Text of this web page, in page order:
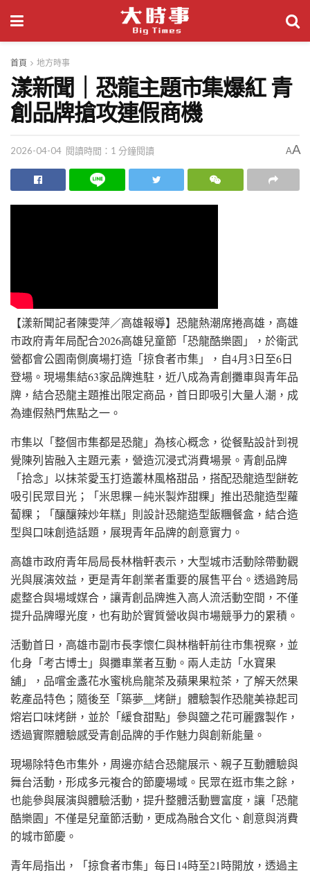
首頁 地方時事
漾新聞｜恐龍主題市集爆紅 青
創品牌搶攻連假商機
2026-04-04 閱讀時間：1 分鐘閱讀 AA
【漾新聞記者陳雯萍／高雄報導】恐龍熱潮席捲高雄，高雄
市政府青年局配合2026高雄兒童節「恐龍酷樂園」，於衛武
營都會公園南側廣場打造「掠食者市集」，自4月3日至6日
登場。現場集結63家品牌進駐，近八成為青創攤車與青年品
牌，結合恐龍主題推出限定商品，首日即吸引大量人潮，成
為連假熱門焦點之一。
市集以「整個市集都是恐龍」為核心概念，從餐點設計到視
覺陳列皆融入主題元素，營造沉浸式消費場景。青創品牌
「拾念」以抹茶愛玉打造叢林風格甜品，搭配恐龍造型餅乾
吸引民眾目光；「米思粿－純米製炸甜粿」推出恐龍造型蘿
蔔粿；「釀釀辣炒年糕」則設計恐龍造型飯糰餐盒，結合造
型與口味創造話題，展現青年品牌的創意實力。
高雄市政府青年局局長林楷軒表示，大型城市活動除帶動觀
光與展演效益，更是青年創業者重要的展售平台。透過跨局
處整合與場域媒合，讓青創品牌進入高人流活動空間，不僅
提升品牌曝光度，也有助於實質營收與市場競爭力的累積。
活動首日，高雄市副市長李懷仁與林楷軒前往市集視察，並
化身「考古博士」與攤車業者互動。兩人走訪「水寶果
舖」，品嚐金盞花水蜜桃烏龍茶及蘋果果粒茶，了解天然果
乾產品特色；隨後至「築夢__烤餅」體驗製作恐龍美祿起司
熔岩口味烤餅，並於「緩食甜點」參與鹽之花可麗露製作，
透過實際體驗感受青創品牌的手作魅力與創新能量。
現場除特色市集外，周邊亦結合恐龍展示、親子互動體驗與
舞台活動，形成多元複合的節慶場域。民眾在逛市集之餘，
也能參與展演與體驗活動，提升整體活動豐富度，讓「恐龍
酷樂園」不僅是兒童節活動，更成為融合文化、創意與消費
的城市節慶。
青年局指出，「掠食者市集」每日14時至21時開放，透過主